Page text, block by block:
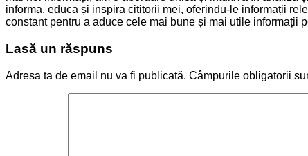
informa, educa și inspira cititorii mei, oferindu-le informații
constant pentru a aduce cele mai bune și mai utile informații
Lasă un răspuns
Adresa ta de email nu va fi publicată. Câmpurile obligatorii